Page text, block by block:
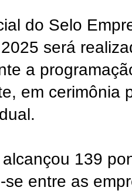
do Selo
será
a
em cerimônia
139
se entre as